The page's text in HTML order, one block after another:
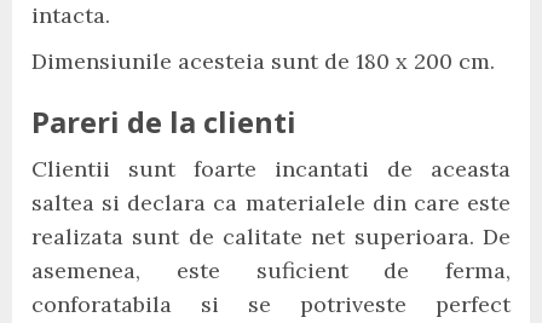
intacta.
Dimensiunile acesteia sunt de 180 x 200 cm.
Pareri de la clienti
Clientii sunt foarte incantati de aceasta
saltea si declara ca materialele din care este
realizata sunt de calitate net superioara. De
asemenea, este suficient de ferma,
conforatabila si se potriveste perfect